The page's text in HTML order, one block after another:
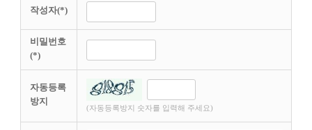
작성자(*)
비밀번호
(*)
자동등록
방지
(자동등록방지 숫자를 입력해 주세요)